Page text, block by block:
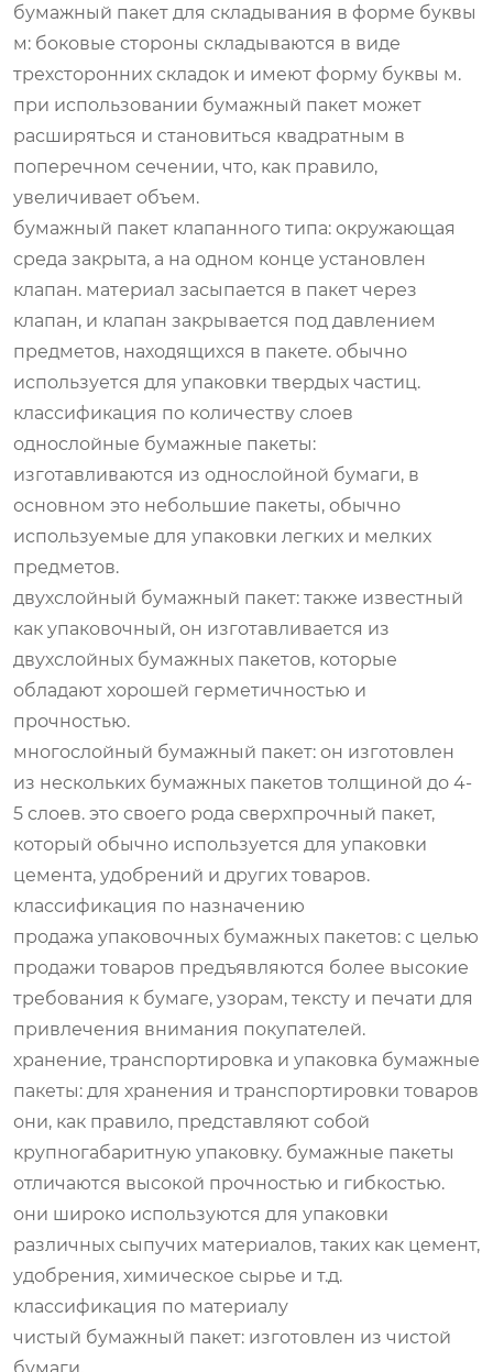
бумажный пакет для складывания в форме буквы
м: боковые стороны складываются в виде
трехсторонних складок и имеют форму буквы м.
при использовании бумажный пакет может
расширяться и становиться квадратным в
поперечном сечении, что, как правило,
увеличивает объем.
бумажный пакет клапанного типа: окружающая
среда закрыта, а на одном конце установлен
клапан. материал засыпается в пакет через
клапан, и клапан закрывается под давлением
предметов, находящихся в пакете. обычно
используется для упаковки твердых частиц.
классификация по количеству слоев
однослойные бумажные пакеты:
изготавливаются из однослойной бумаги, в
основном это небольшие пакеты, обычно
используемые для упаковки легких и мелких
предметов.
двухслойный бумажный пакет: также известный
как упаковочный, он изготавливается из
двухслойных бумажных пакетов, которые
обладают хорошей герметичностью и
прочностью.
многослойный бумажный пакет: он изготовлен
из нескольких бумажных пакетов толщиной до 4-
5 слоев. это своего рода сверхпрочный пакет,
который обычно используется для упаковки
цемента, удобрений и других товаров.
классификация по назначению
продажа упаковочных бумажных пакетов: с целью
продажи товаров предъявляются более высокие
требования к бумаге, узорам, тексту и печати для
привлечения внимания покупателей.
хранение, транспортировка и упаковка бумажные
пакеты: для хранения и транспортировки товаров
они, как правило, представляют собой
крупногабаритную упаковку. бумажные пакеты
отличаются высокой прочностью и гибкостью.
они широко используются для упаковки
различных сыпучих материалов, таких как цемент,
удобрения, химическое сырье и т.д.
классификация по материалу
чистый бумажный пакет: изготовлен из чистой
бумаги.